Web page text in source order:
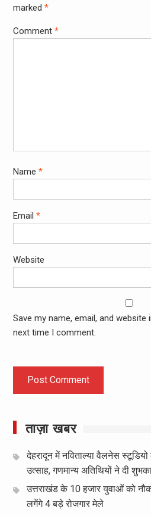
marked *
Comment *
Name *
Email *
Website
Save my name, email, and
next time I comment.
ताज़ा खबर
देहरादून में नविताल्या वैलनेस
उत्साह, गणमान्य अतिथियों ने दी
उत्तराखंड के 10 हजार युवाओं को
लगेंगे 4 बड़े रोजगार मेले